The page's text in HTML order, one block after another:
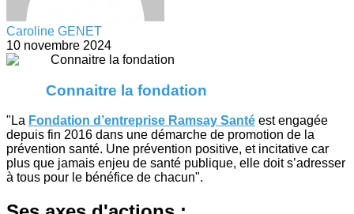
Caroline GENET
10 novembre 2024
Connaitre la fondation
"La Fondation d’entreprise Ramsay Santé est engagée
depuis fin 2016 dans une démarche de promotion de la
prévention santé. Une prévention positive, et incitative car
plus que jamais enjeu de santé publique, elle doit s’adresser
à tous pour le bénéfice de chacun".